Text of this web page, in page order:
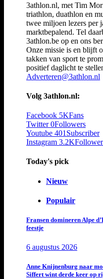
3athlon.nl, met Tim
triathlon, duathlon en
twee miljoen lezers per
marktbepalend. Tel
3athlon.be op en ons
Onze missie is en blijft
takken van sport te
positief daglicht te
Adverteren@3athlon.nl
Volg 3athlon.nl:
Facebook 5KFans
Twitter 0Followers
Youtube 401 Subscriber
Instagram 3.2K
Today's pick
Nieuw
Populair
Fransen domineren Alpe
feestje
6 augustus 2026
Anne Knijnenburg naar
Siffert wint derde keer op